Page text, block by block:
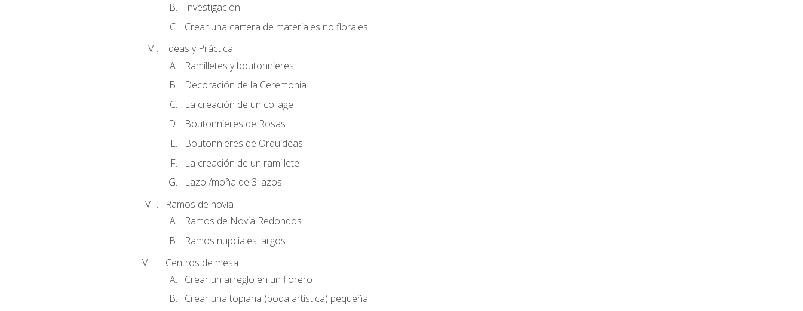
Investigación
Crear una cartera de materiales no florales
Ideas y Práctica
Ramilletes y boutonnieres
Decoración de la Ceremonia
La creación de un collage
Boutonnieres de Rosas
Boutonnieres de Orquídeas
La creación de un ramillete
Lazo /moña de 3 lazos
Ramos de novia
Ramos de Novia Redondos
Ramos nupciales largos
Centros de mesa
Crear un arreglo en un florero
Crear una topiaria (poda artística) pequeña